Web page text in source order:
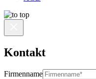
Kontakt
Firmenname